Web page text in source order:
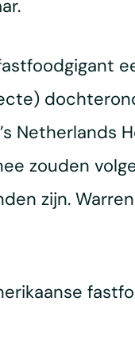
Netherlands
zouden
zijn.